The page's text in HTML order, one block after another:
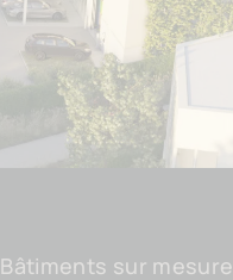
Bâtiments sur mesure